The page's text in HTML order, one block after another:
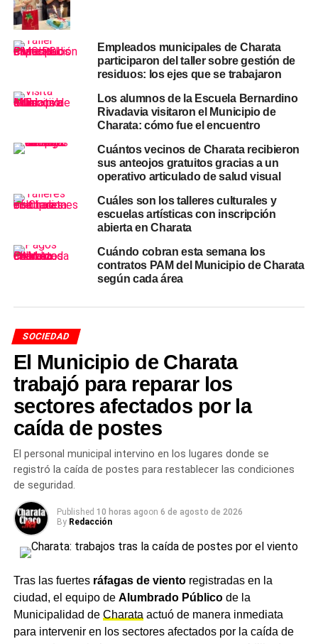
Qué temas se abordarán en el
taller
La agenda del encuentro abarca un diagnóstico del
estado actual de la gestión de residuos enCharata, la
identificación de problemáticas y desafíos ambientales
locales, y el relevamiento de actores clave con capacidad
de aportar propuestas de acción. También se trabajará en
el fortalecimiento de políticas públicas ambientales y en
construcción participativa de lineamientos
estratégicos
para el PMGIRSU, el instrumento de
planificación que el municipio busca desarrollar con
participación ciudadana.
El formato taller implica que los asistentes no serán
simples oyentes: se espera su aporte activo en el
asistencia pueden
Un plan ambiental con base
participativa en el
Departamento Chacabuco
La elaboración de un PMGIRSU es unaexigencia que el
marco normativo nacional plantea a los municipios
como condición para ordenar el ciclo completo de los
residuos: desde la generación en los hogares hasta la
disposición final. Que Charata avance en este proceso
con una instancia participativa — y con foco en el sector
educativo
pone el acento en el consenso antes que en la
imposición técnica.
Departamento Chacabuco
, del que Charata es
cabecera, enfrenta como el resto del interior chaqueño el
Empleados municipales de Charata
participaron del taller sobre gestión de
residuos: los ejes que se trabajaron
Los alumnos de la Escuela Bernardino
Rivadavia visitaron el Municipio de
Charata: cómo fue el encuentro
Cuántos vecinos de Charata recibieron
sus anteojos gratuitos gracias a un
operativo articulado de salud visual
Cuáles son los talleres culturales y
escuelas artísticas con inscripción
abierta en Charata
Cuándo cobran esta semana los
contratos PAM del Municipio de Charata
según cada área
SOCIEDAD
El Municipio de Charata
trabajó para reparar los
sectores afectados por la
caída de postes
El personal municipal intervino en los lugares donde se
registró la caída de postes para restablecer las condiciones
de seguridad.
Published 10 horas agoon 6 de agosto de 2026
By Redacción
Tras las fuertes ráfagas de vientoregistradas en la
ciudad, el equipo de Alumbrado Públicode la
Municipalidad de Charata actuó de manera inmediata
para intervenir en los sectores afectados por la caída de